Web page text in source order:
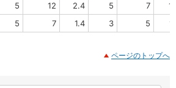
5 12 2.4 5 7
5 7 1.4 3 5
ページのトップへ